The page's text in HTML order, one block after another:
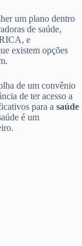
um plano dentro
de saúde,
e
existem opções
de um convênio
de ter acesso a
para a saúde
é um